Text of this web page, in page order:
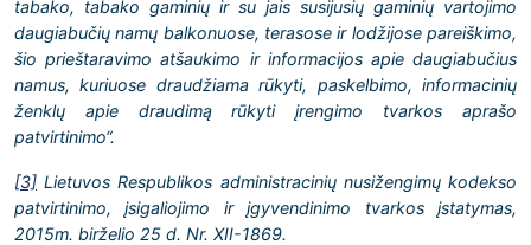
Basanavičiaus
g. 34,
Skuodas
342
03
tabako, tabako gaminių ir su jais susijusių gaminių vartojimo
daugiabučių namų balkonuose, terasose ir lodžijose pareiškimo,
šio prieštaravimo atšaukimo ir informacijos apie daugiabučius
namus, kuriuose draudžiama rūkyti, paskelbimo, informacinių
ženklų apie draudimą rūkyti įrengimo tvarkos aprašo
patvirtinimo“.
[3] Lietuvos Respublikos administracinių nusižengimų kodekso
patvirtinimo, įsigaliojimo ir įgyvendinimo tvarkos įstatymas,
2015m. birželio 25 d. Nr. XII-1869.